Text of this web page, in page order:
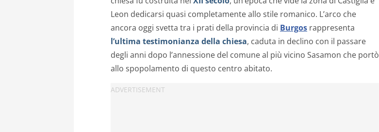
Leon dedicarsi quasi completamente allo stile romanico. L’arco che
ancora oggi svetta tra i prati della provincia di Burgos rappresenta
l’ultima testimonianza della chiesa, caduta in declino con il passare
degli anni dopo l’annessione del comune al più vicino Sasamon che portò
allo spopolamento di questo centro abitato.